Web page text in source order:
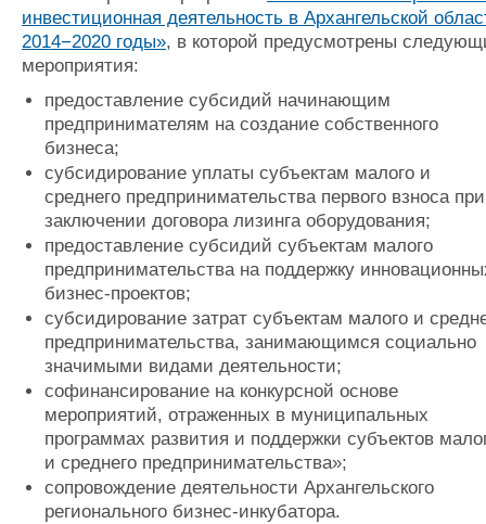
инвестиционная деятельность в Архангельской
2014−2020 годы», в которой предусмотрены
мероприятия:
предоставление субсидий начинающим
предпринимателям на создание собственного
бизнеса;
субсидирование уплаты субъектам малого и
среднего предпринимательства первого взноса при
заключении договора лизинга оборудования;
предоставление субсидий субъектам малого
предпринимательства на поддержку
бизнес-проектов;
субсидирование затрат субъектам малого и
предпринимательства, занимающимся социально
значимыми видами деятельности;
софинансирование на конкурсной основе
мероприятий, отраженных в муниципальных
программах развития и поддержки субъектов
и среднего предпринимательства»;
сопровождение деятельности Архангельского
регионального бизнес-инкубатора.